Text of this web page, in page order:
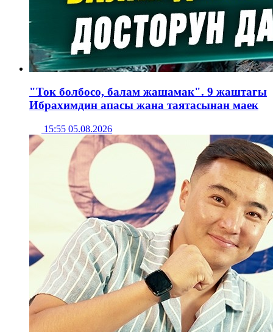
"Ток болбосо, балам жашамак". 9 жаштагы
Ибрахимдин апасы жана таятасынан маек
15:55 05.08.2026